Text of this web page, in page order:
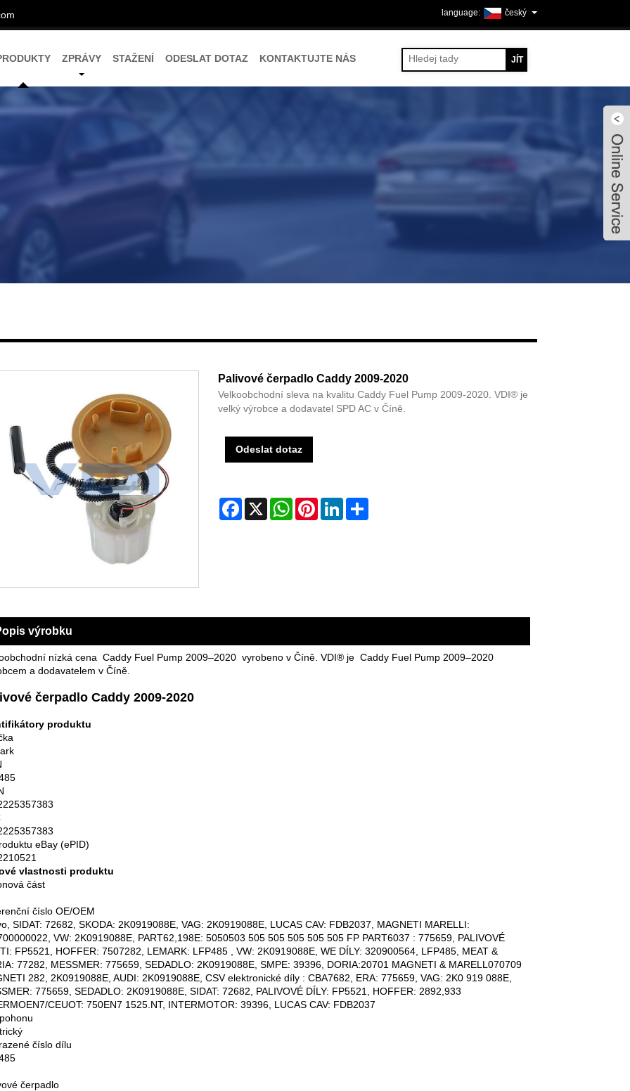
český
ZPRÁVY STAŽENÍ ODESLAT DOTAZ KONTAKTUJTE NÁS
Palivové čerpadlo Caddy 2009-2020
Velkoobchodní sleva na kvalitu Caddy Fuel Pump 2009-2020. VDI® je
velký výrobce a dodavatel SPD AC v Číně.
Odeslat dotaz
Facebook
X WhatsAppPinterestLinkedInShare
výrobku
nízká cena Caddy Fuel Pump 2009–2020 vyrobeno v Číně. VDI® je Caddy Fuel Pump 2009–2020
a dodavatelem v Číně.
čerpadlo Caddy 2009-2020
produktu
eBay (ePID)
vlastnosti produktu
část
číslo OE/OEM
SIDAT: 72682, SKODA: 2K0919088E, VAG: 2K0919088E, LUCAS CAV: FDB2037, MAGNETI MARELLI:
VW: 2K0919088E, PART62,198E: 5050503 505 505 505 505 505 FP PART6037 : 775659, PALIVOVÉ
FP5521, HOFFER: 7507282, LEMARK: LFP485 , VW: 2K0919088E, WE DÍLY: 320900564, LFP485, MEAT &
77282, MESSMER: 775659, SEDADLO: 2K0919088E, SMPE: 39396, DORIA:20701 MAGNETI & MARELL070709
282, 2K0919088E, AUDI: 2K0919088E, CSV elektronické díly : CBA7682, ERA: 775659, VAG: 2K0 919 088E,
775659, SEDADLO: 2K0919088E, SIDAT: 72682, PALIVOVÉ DÍLY: FP5521, HOFFER: 2892,933
CEUOT: 750EN7 1525.NT, INTERMOTOR: 39396, LUCAS CAV: FDB2037
číslo dílu
čerpadlo